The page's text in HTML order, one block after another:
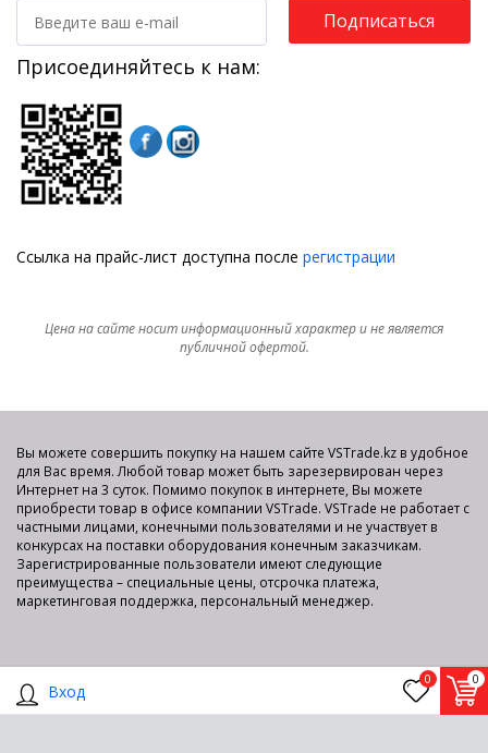
Вход
0 0
Подписаться
Присоединяйтесь к нам:
Ссылка на прайс-лист доступна после регистрации
Цена на сайте носит информационный характер и не является
публичной офертой.
Вы можете совершить покупку на нашем сайте VSTrade.kz в удобное
для Вас время. Любой товар может быть зарезервирован через
Интернет на 3 суток. Помимо покупок в интернете, Вы можете
приобрести товар в офисе компании VSTrade. VSTrade не работает с
частными лицами, конечными пользователями и не участвует в
конкурсах на поставки оборудования конечным заказчикам.
Зарегистрированные пользователи имеют следующие
преимущества – специальные цены, отсрочка платежа,
маркетинговая поддержка, персональный менеджер.
Показать полную версию